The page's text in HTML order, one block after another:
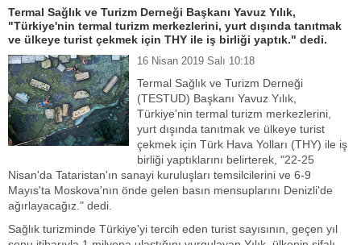
Termal Sağlık ve Turizm Derneği Başkanı Yavuz Yılık,
"Türkiye'nin termal turizm merkezlerini, yurt dışında tanıtmak
ve ülkeye turist çekmek için THY ile iş birliği yaptık." dedi.
16 Nisan 2019 Salı 10:18
Termal Sağlık ve Turizm Derneği
(TESTUD) Başkanı Yavuz Yılık,
Türkiye'nin termal turizm merkezlerini,
yurt dışında tanıtmak ve ülkeye turist
çekmek için Türk Hava Yolları (THY) ile iş
birliği yaptıklarını belirterek, "22-25
Nisan'da Tataristan'ın sanayi kuruluşları temsilcilerini ve 6-9
Mayıs'ta Moskova'nın önde gelen basın mensuplarını Denizli'de
ağırlayacağız." dedi.
Sağlık turizminde Türkiye'yi tercih eden turist sayısının, geçen yıl